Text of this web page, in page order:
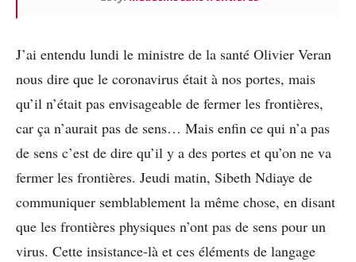
J’ai entendu lundi le ministre de la santé Olivier Veran
nous dire que le coronavirus était à nos portes, mais
qu’il n’était pas envisageable de fermer les frontières,
car ça n’aurait pas de sens… Mais enfin ce qui n’a pas
de sens c’est de dire qu’il y a des portes et qu’on ne va
fermer les frontières. Jeudi matin, Sibeth Ndiaye de
communiquer semblablement la même chose, en disant
que les frontières physiques n’ont pas de sens pour un
virus. Cette insistance-là et ces éléments de langage